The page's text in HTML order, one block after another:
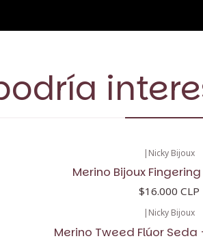
| Nicky Bijoux
Merino Bijoux
$16.000 CLP
| Nicky Bijoux
Merino Tweed Flúor